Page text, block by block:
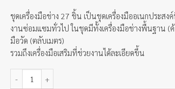
ชุดเครื่องมือช่าง 27 ชิ้นเป็นชุดเครื่องมืออเนกประส
งานซ่อมแซมทั่วไป ในชุดมีทั้งเครื่องมือช่างพื้นฐาน (ค้
มือวัด (ตลับเมตร)
รวมถึงเครื่องมือเสริมที่ช่วยงานได้ละเอียดขึ้น